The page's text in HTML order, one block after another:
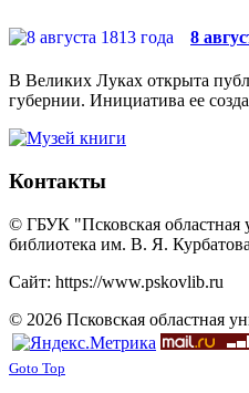
8
В Великих Луках открыта
губернии. Инициатива ее
Контакты
© ГБУК "Псковская областная
библиотека им. В. Я.
Сайт: https://www.pskovlib.ru
© 2026 Псковская областная
Goto Top